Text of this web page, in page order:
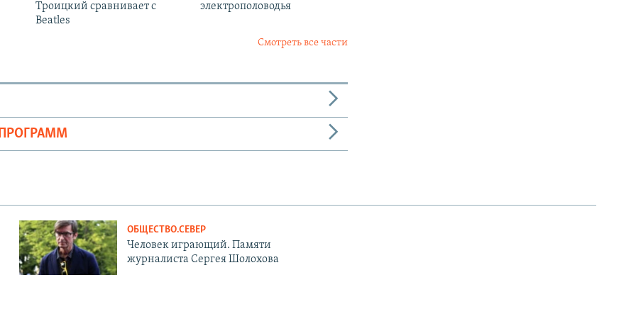
Троицкий сравнивает с
Beatles
электрополоводья
Смотреть все части
ОБЩЕСТВО.СЕВЕР
Человек играющий. Памяти
журналиста Сергея Шолохова